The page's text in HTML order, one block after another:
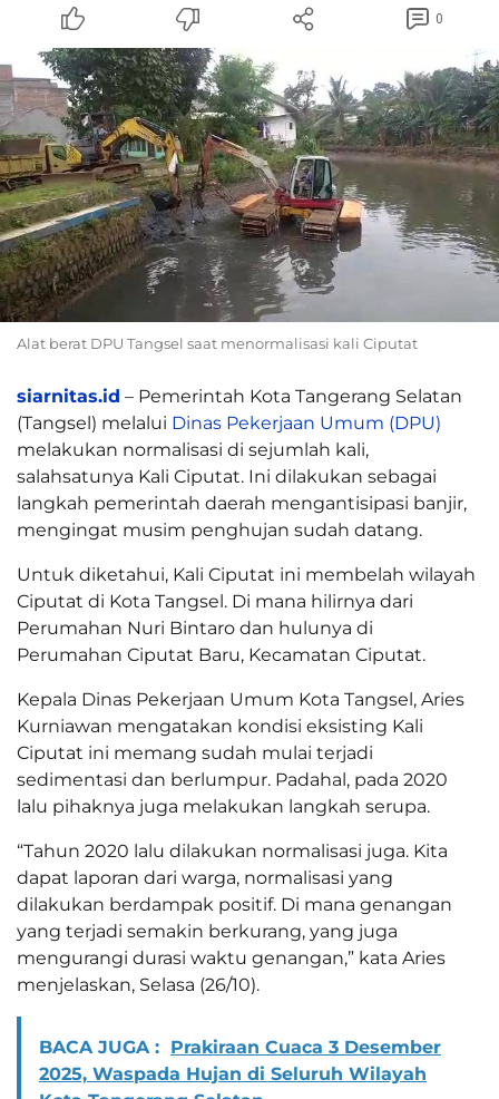
0
Alat berat DPU Tangsel saat menormalisasi kali Ciputat
siarnitas.id – Pemerintah Kota Tangerang Selatan
(Tangsel) melalui Dinas Pekerjaan Umum (DPU)
melakukan normalisasi di sejumlah kali,
salahsatunya Kali Ciputat. Ini dilakukan sebagai
langkah pemerintah daerah mengantisipasi banjir,
mengingat musim penghujan sudah datang.
Untuk diketahui, Kali Ciputat ini membelah wilayah
Ciputat di Kota Tangsel. Di mana hilirnya dari
Perumahan Nuri Bintaro dan hulunya di
Perumahan Ciputat Baru, Kecamatan Ciputat.
Kepala Dinas Pekerjaan Umum Kota Tangsel, Aries
Kurniawan mengatakan kondisi eksisting Kali
Ciputat ini memang sudah mulai terjadi
sedimentasi dan berlumpur. Padahal, pada 2020
lalu pihaknya juga melakukan langkah serupa.
“Tahun 2020 lalu dilakukan normalisasi juga. Kita
dapat laporan dari warga, normalisasi yang
dilakukan berdampak positif. Di mana genangan
yang terjadi semakin berkurang, yang juga
mengurangi durasi waktu genangan,” kata Aries
menjelaskan, Selasa (26/10).
BACA JUGA : Prakiraan Cuaca 3 Desember
2025, Waspada Hujan di Seluruh Wilayah